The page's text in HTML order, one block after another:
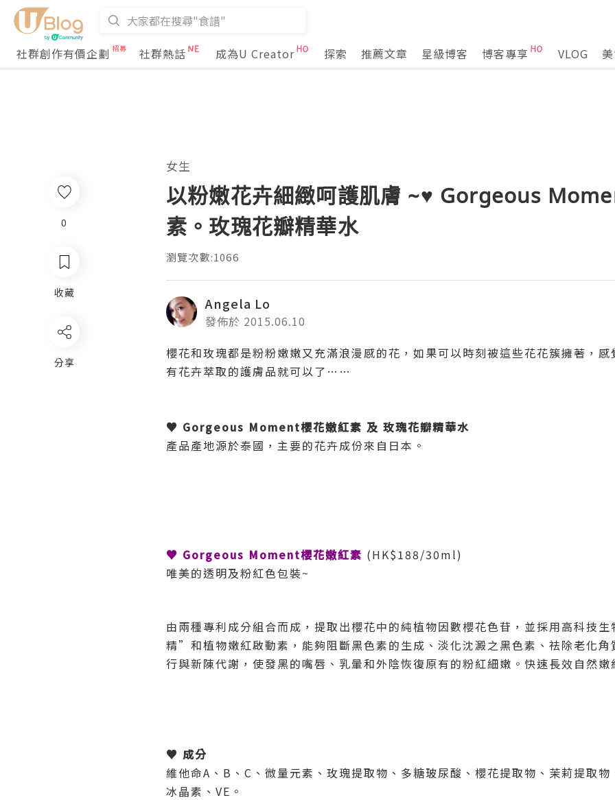
社群創作有價企劃
社群熱話 成為U Creator 探索 推薦文章 星級博客 博客專享 VLOG
0
收藏
分享
女生
以粉嫩花卉細緻呵護肌膚 ~♥ Gorgeous
素。玫瑰花瓣精華水
瀏覽次數:1066
Angela Lo
發佈於 2015.06.10
櫻花和玫瑰都是粉粉嫩嫩又充滿浪漫感的花，如果可以時刻被這些花花簇擁著，
有花卉萃取的護膚品就可以了……
♥ Gorgeous Moment櫻花嫩紅素 及 玫瑰花瓣精華水
產品產地源於泰國，主要的花卉成份來自日本。
♥ Gorgeous Moment櫻花嫩紅素 (HK$188/30ml)
唯美的透明及粉紅色包裝~
由兩種專利成分組合而成，提取出櫻花中的純植物因數櫻花色苷，並採用高科技
精”和植物嫩紅啟動素，能夠阻斷黑色素的生成、淡化沈澱之黑色素、祛除老化角
行與新陳代謝，使發黑的嘴唇、乳暈和外陰恢復原有的粉紅細嫩。快速長效自然嫩
♥ 成分
維他命A、B、C、微量元素、玫瑰提取物、多糖玻尿酸、櫻花提取物、茉莉提取物
冰晶素、VE。